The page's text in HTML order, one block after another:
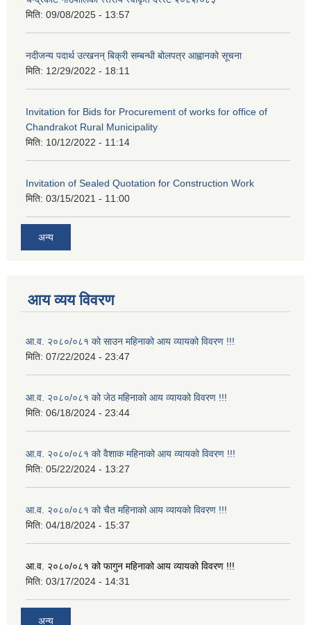
मिति: 09/08/2025 - 13:57
नदीजन्य पदार्थ उत्खनन् बिक्री सम्बन्धी बोलपत्र आह्वानको सूचना
मिति: 12/29/2022 - 18:11
Invitation for Bids for Procurement of works for office of
Chandrakot Rural Municipality
मिति: 10/12/2022 - 11:14
Invitation of Sealed Quotation for Construction Work
मिति: 03/15/2021 - 11:00
अन्य
आय व्यय विवरण
आ.व. २०८०/०८१ को साउन महिनाको आय व्यायको विवरण !!!
मिति: 07/22/2024 - 23:47
आ.व. २०८०/०८१ को जेठ महिनाको आय व्यायको विवरण !!!
मिति: 06/18/2024 - 23:44
आ.व. २०८०/०८१ को वैशाक महिनाको आय व्यायको विवरण !!!
मिति: 05/22/2024 - 13:27
आ.व. २०८०/०८१ को चैत महिनाको आय व्यायको विवरण !!!
मिति: 04/18/2024 - 15:37
आ.व. २०८०/०८१ को फागुन महिनाको आय व्यायको विवरण !!!
मिति: 03/17/2024 - 14:31
अन्य